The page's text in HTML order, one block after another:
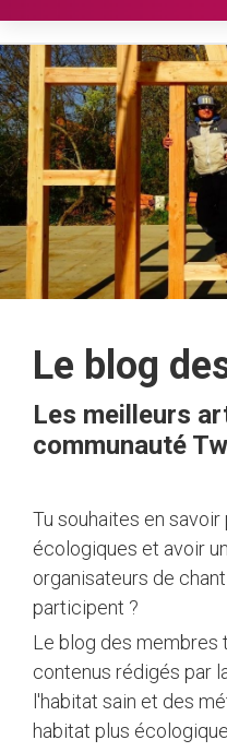
Le blog
Les meilleurs
communauté
Tu souhaites en
écologiques et avoir
organisateurs de
participent ?
Le blog des membres
contenus rédigés par
l'habitat sain et des
habitat plus écologique.